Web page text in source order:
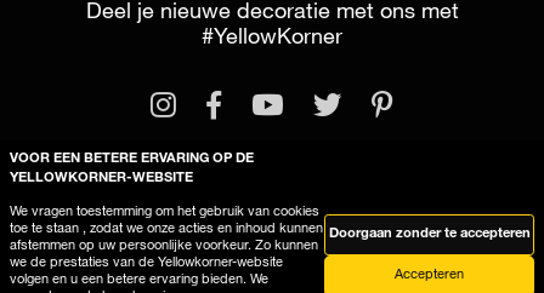
Deel je nieuwe decoratie met ons met
#YellowKorner
Wettelijke kennisgevingAlgemene voorwaarden
Deze site gebruikt cookies
VOOR EEN BETERE ERVARING OP DE
YELLOWKORNER-WEBSITE
We vragen toestemming om het gebruik van cookies
toe te staan , zodat we onze acties en inhoud kunnen
afstemmen op uw persoonlijke voorkeur. Zo kunnen
we de prestaties van de Yellowkorner-website
volgen en u een betere ervaring bieden. We
Doorgaan zonder te accepteren
Accepteren